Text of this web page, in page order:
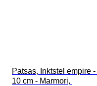
Patsas, Inktstel empire -
10 cm - Marmori,